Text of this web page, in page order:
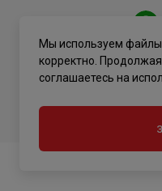
Политика
Мы используем файлы
корректно.
соглашаетесь на